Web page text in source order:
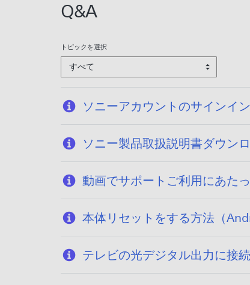
/
0
1
/
9
Q&A
トピックを選択
すべて
ソニーアカウントのサインイ
ソニー製品取扱説明書ダウン
動画でサポートご利用にあた
本体リセットをする方法（
テレビの光デジタル出力に接